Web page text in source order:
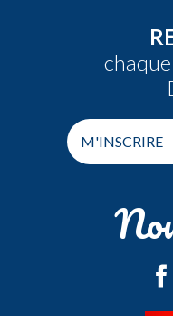
M'INSCRIRE